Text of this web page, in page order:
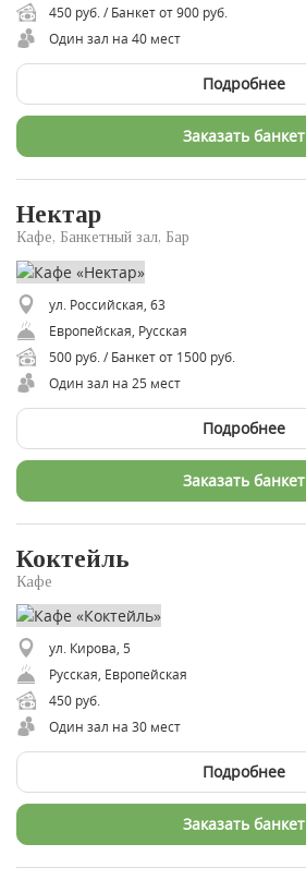
450 руб. / Банкет от 900 руб.
Один зал на 40 мест
Подробнее
Заказать банкет
Нектар
Кафе, Банкетный зал, Бар
ул. Российская, 63
Европейская, Русская
500 руб. / Банкет от 1500 руб.
Один зал на 25 мест
Подробнее
Заказать банкет
Коктейль
Кафе
ул. Кирова, 5
Русская, Европейская
450 руб.
Один зал на 30 мест
Подробнее
Заказать банкет